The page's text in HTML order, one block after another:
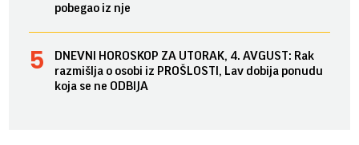
pobegao iz nje
DNEVNI HOROSKOP ZA UTORAK, 4. AVGUST: Rak
razmišlja o osobi iz PROŠLOSTI, Lav dobija ponudu
koja se ne ODBIJA